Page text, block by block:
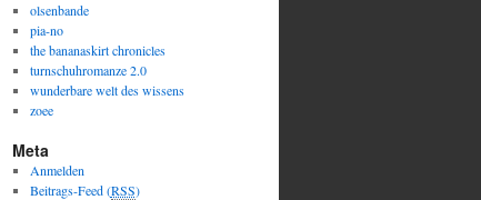
olsenbande
pia-no
the bananaskirt chronicles
turnschuhromanze 2.0
wunderbare welt des wissens
zoee
Meta
Anmelden
Beitrags-Feed (RSS)